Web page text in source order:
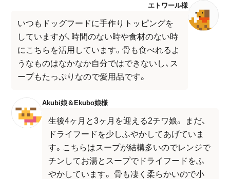
エトワール様
いつもドッグフードに手作りトッピングを
していますが、時間のない時や食材のない時
にこちらを活用しています。骨も食べれるよ
うなものはなかなか自分ではできないし、ス
ープもたっぷりなので愛用品です。
Akubi娘＆Ekubo娘様
生後4ヶ月と3ヶ月を迎える2チワ娘。 まだ、
ドライフードを少しふやかしてあげていま
す。こちらはスープが結構多いのでレンジで
チンしてお湯とスープでドライフードをふ
やかしています。 骨も凄く柔らかいので小